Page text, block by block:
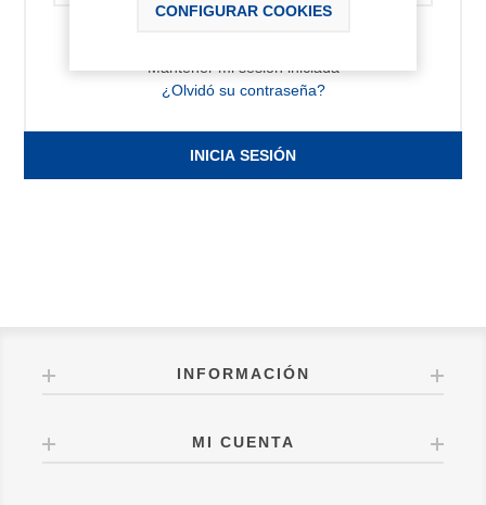
Mantener mi sesión iniciada
¿Olvidó su contraseña?
INICIA SESIÓN
INFORMACIÓN
MI CUENTA
CONFIGURAR COOKIES